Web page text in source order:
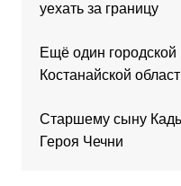
уехать за границу
Ещё один городской
Костанайской
Старшему сыну
Героя Чечни